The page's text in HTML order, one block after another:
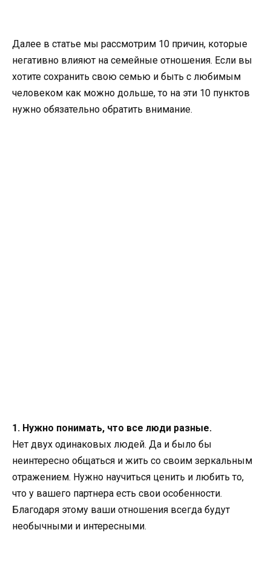
Далее в статье мы рассмотрим 10 причин, которые
негативно влияют на семейные отношения. Если вы
хотите сохранить свою семью и быть с любимым
человеком как можно дольше, то на эти 10 пунктов
нужно обязательно обратить внимание.
1. Нужно понимать, что все люди разные.
Нет двух одинаковых людей. Да и было бы
неинтересно общаться и жить со своим зеркальным
отражением. Нужно научиться ценить и любить то,
что у вашего партнера есть свои особенности.
Благодаря этому ваши отношения всегда будут
необычными и интересными.